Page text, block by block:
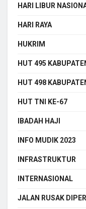
HARI LIBUR
HARI RAYA
HUKRIM
HUT 495
HUT 498
HUT TNI KE-67
IBADAH HAJI
INFO MUDIK 2023
INFRASTRUKTUR
INTERNASIONAL
JALAN RUSAK